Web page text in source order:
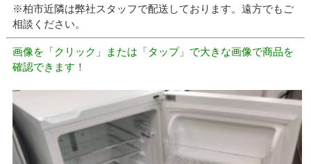
※柏市近隣は弊社スタッフで配送しております。遠方でもご
相談ください。
画像を「クリック」または「タップ」で大きな画像で商品を
確認できます！